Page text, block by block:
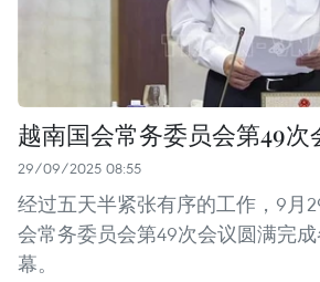
越南国会常务委员会第49次
29/09/2025 08:55
经过五天半紧张有序的工作，9月
会常务委员会第49次会议圆满完
幕。